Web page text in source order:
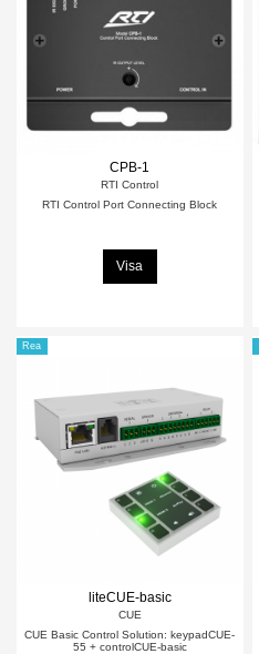
CPB-1
RTI Control
RTI Control Port Connecting Block
Visa
Rea
liteCUE-basic
CUE
CUE Basic Control Solution: keypadCUE-
55 + controlCUE-basic